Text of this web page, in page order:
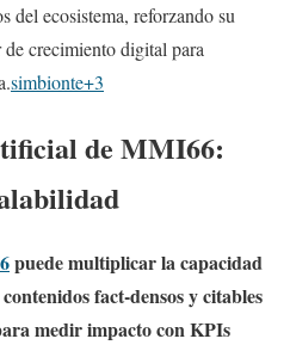
del ecosistema, reforzando su
crecimiento digital para
simbionte+3
de MMI66:
puede multiplicar la capacidad
fact‑densos y citables
medir impacto con KPIs